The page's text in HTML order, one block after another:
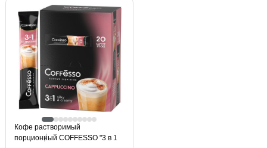
Кофе растворимый
порционный COFFESSO "3 в 1